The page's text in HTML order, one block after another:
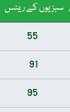
سبزیوں کے ریٹس
55
91
95